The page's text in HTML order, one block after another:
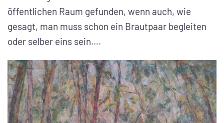
öffentlichen Raum gefunden, wenn auch, wie
gesagt, man muss schon ein Brautpaar begleiten
oder selber eins sein….